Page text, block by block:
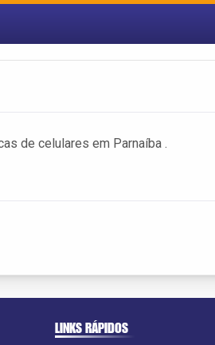
de celulares em Parnaíba .
LINKS RÁPIDOS